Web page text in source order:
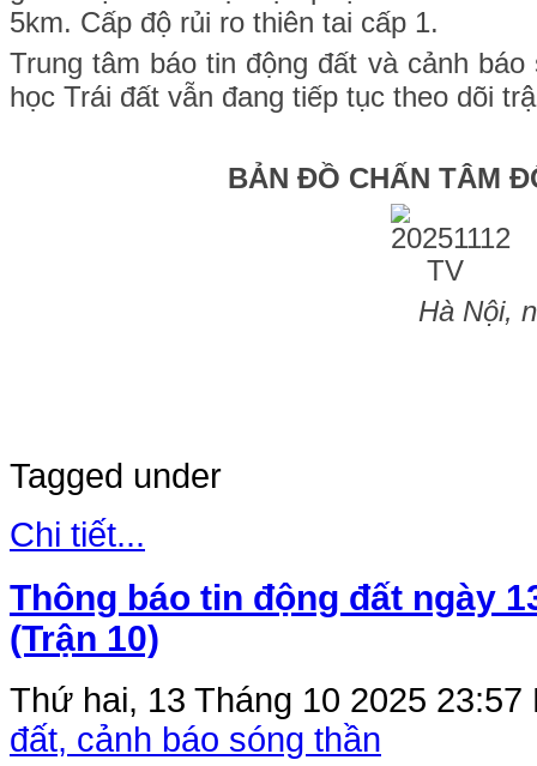
5km. Cấp độ rủi ro thiên tai cấp 1.
Trung tâm báo tin động đất và cảnh
học Trái đất vẫn đang tiếp tục theo dõi
BẢN ĐỒ CHẤN TÂM
Hà Nội,
Tagged under
Chi tiết...
Thông báo tin động đất ngày
(Trận 10)
Thứ hai, 13 Tháng 10 2025 23:57
đất, cảnh báo sóng thần